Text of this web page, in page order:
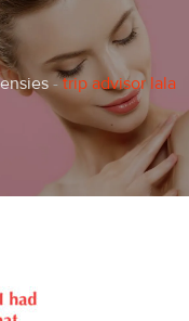
-trip advisor lala